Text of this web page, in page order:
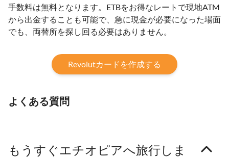
手数料は無料となります。ETBをお得なレートで現地ATM
から出金することも可能で、急に現金が必要になった場面
でも、両替所を探し回る必要はありません。
Revolutカードを作成する
よくある質問
もうすぐエチオピアへ旅行しま